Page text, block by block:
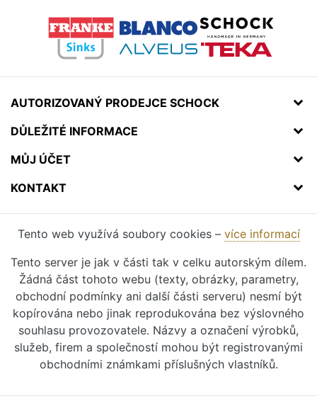
AUTORIZOVANÝ PRODEJCE SCHOCK
DŮLEŽITÉ INFORMACE
MŮJ ÚČET
KONTAKT
Tento web využívá soubory cookies – více informací
Tento server je jak v části tak v celku autorským dílem.
Žádná část tohoto webu (texty, obrázky, parametry,
obchodní podmínky ani další části serveru) nesmí být
kopírována nebo jinak reprodukována bez výslovného
souhlasu provozovatele. Názvy a označení výrobků,
služeb, firem a společností mohou být registrovanými
obchodními známkami příslušných vlastníků.